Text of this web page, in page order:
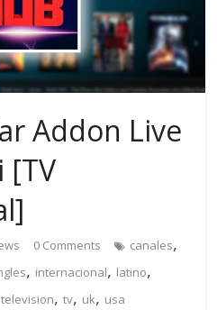
Addon Live
[TV
0 Comments canales,
, internacional, latino,
television,tv, uk, usa